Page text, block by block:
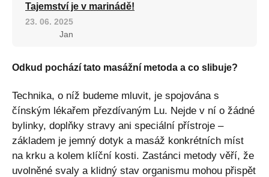
Tajemství je v marinádě!
23. 06. 2025
Jan
Odkud pochází tato masážní metoda a co slibuje?
Technika, o níž budeme mluvit, je spojována s
čínským lékařem přezdívaným Lu. Nejde v ní o žádné
bylinky, doplňky stravy ani speciální přístroje –
základem je jemný dotyk a masáž konkrétních míst
na krku a kolem klíční kosti. Zastánci metody věří, že
uvolněné svaly a klidný stav organismu mohou přispět